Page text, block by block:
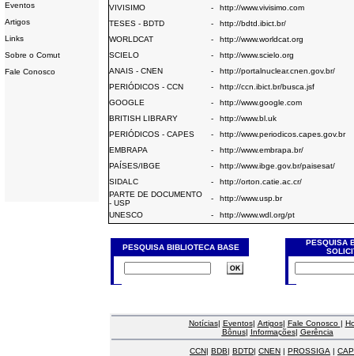
Eventos
Artigos
Links
Sobre o Comut
Fale Conosco
VIVISIMO
-
http://www.vivisimo.com
TESES - BDTD
-
http://bdtd.ibict.br/
WORLDCAT
-
http://www.worldcat.org
SCIELO
-
http://www.scielo.org
ANAIS - CNEN
-
http://portalnuclear.cnen.gov.br/
PERIÓDICOS - CCN
-
http://ccn.ibict.br/busca.jsf
GOOGLE
-
http://www.google.com
BRITISH LIBRARY
-
http://www.bl.uk
PERIÓDICOS - CAPES
-
http://www.periodicos.capes.gov.br
EMBRAPA
-
http://www.embrapa.br/
PAÍSES/IBGE
-
http://www.ibge.gov.br/paisesat/
SIDALC
-
http://orton.catie.ac.cr/
PARTE DE DOCUMENTO
- USP
-
http://www.usp.br
UNESCO
- http://www.wdl.org/pt
PESQUISA BIBLIOTECA BASE
PESQUISA
Notícias| Eventos| Artigos| Fale Conosco |
Bônus| Informações| Gerência
CCN| BDB| BDTD| CNEN | PROSSIGA |